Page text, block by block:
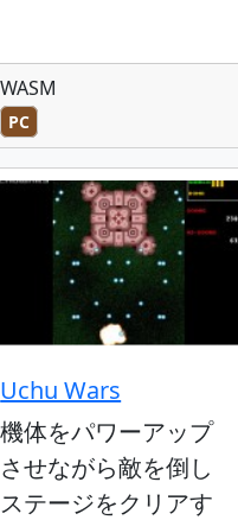
WASM
PC
Uchu Wars
機体をパワーアップ
させながら敵を倒し
ステージをクリアす